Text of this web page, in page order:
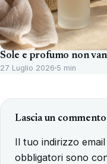
Sole e profumo non
27 Luglio 2026 5 min
Lascia un commento
Il tuo indirizzo
obbligatori sono